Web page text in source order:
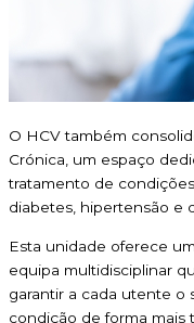
O HCV também
Crónica, um espaço
tratamento de
diabetes, hipertensão e
Esta unidade oferece
equipa multidisciplinar
garantir a cada utente o
condição de forma mais